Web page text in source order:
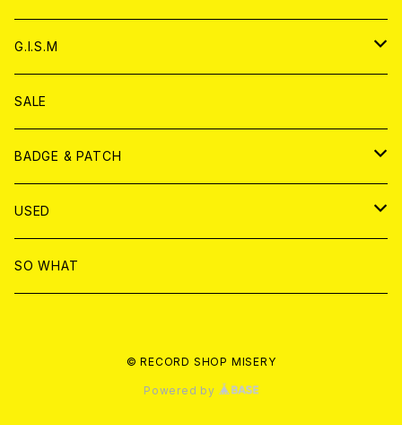
ANALOG
ANALOG
CD
ANALOG
アナログ
DVD
T-shirt & WEAR
G.I.S.M
CD
ANALOG
T-SHIRT & WEAR
DVD
SALE
BADGE & PATCH
BADGE
PATCH
USED
書籍
SO WHAT
© RECORD SHOP MISERY
Powered by